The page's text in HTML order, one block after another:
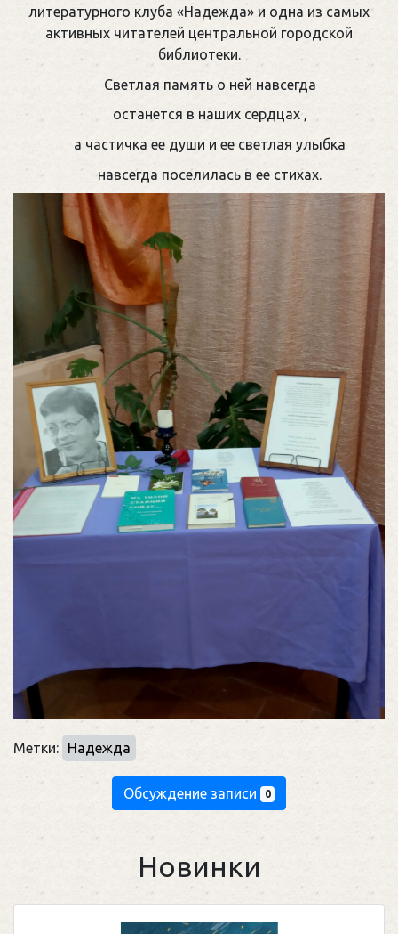
литературного клуба «Надежда» и одна из самых
активных читателей центральной городской
библиотеки.
Светлая память о ней навсегда
останется в наших сердцах ,
а частичка ее души и ее светлая улыбка
навсегда поселилась в ее стихах.
Метки: Надежда
Обсуждение записи 0
Новинки